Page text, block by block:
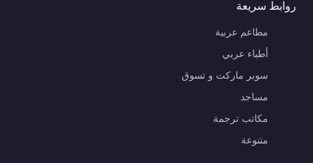
روابط سريعة
مطاعم عربية
أطباء عربي
سوبر ماركت و تسوق
مساجد
مكاتب ترجمة
متنوعة